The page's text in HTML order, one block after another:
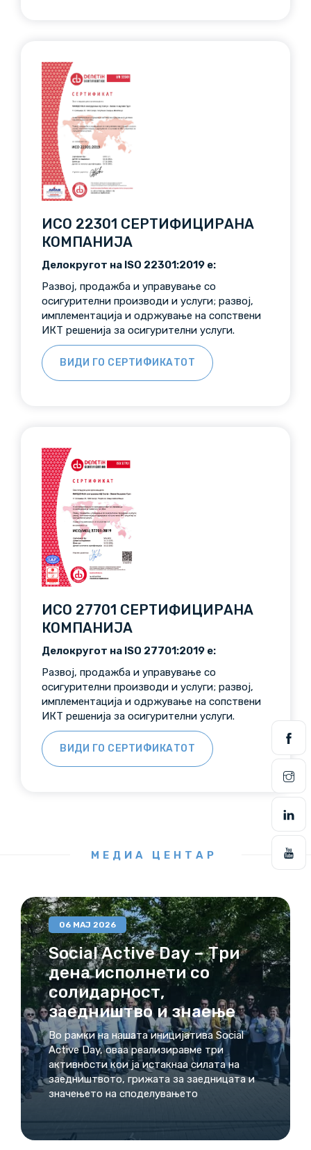
ИСО 22301 СЕРТИФИЦИРАНА
КОМПАНИЈА
Делокругот на ISO 22301:2019 e:
Развој, продажба и управување со
осигурителни производи и услуги; развој,
имплементација и одржување на сопствени
ИКТ решенија за осигурителни услуги.
ВИДИ ГО СЕРТИФИКАТОТ
ИСО 27701 СЕРТИФИЦИРАНА
КОМПАНИЈА
Делокругот на ISO 27701:2019 e:
Развој, продажба и управување со
осигурителни производи и услуги; развој,
имплементација и одржување на сопствени
ИКТ решенија за осигурителни услуги.
ВИДИ ГО СЕРТИФИКАТОТ
МЕДИА ЦЕНТАР
06 МАЈ 2026
Social Active Day – Три
дена исполнети со
солидарност,
заедништво и знаење
Во рамки на нашата иницијатива Social
Active Day, оваа реализиравме три
активности кои ја истакнаа силата на
заедништвото, грижата за заедницата и
значењето на споделувањето